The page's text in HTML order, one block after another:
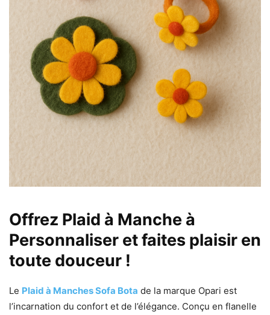
Offrez Plaid à Manche à
Personnaliser et faites plaisir en
toute douceur !
Le Plaid à Manches Sofa Bota de la marque Opari est
l’incarnation du confort et de l’élégance. Conçu en flanelle